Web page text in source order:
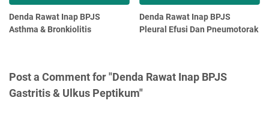
Denda Rawat Inap BPJS
Asthma & Bronkiolitis
Denda Rawat Inap BPJS
Pleural Efusi Dan Pneumotorak
Post a Comment for "Denda Rawat Inap BPJS
Gastritis & Ulkus Peptikum"